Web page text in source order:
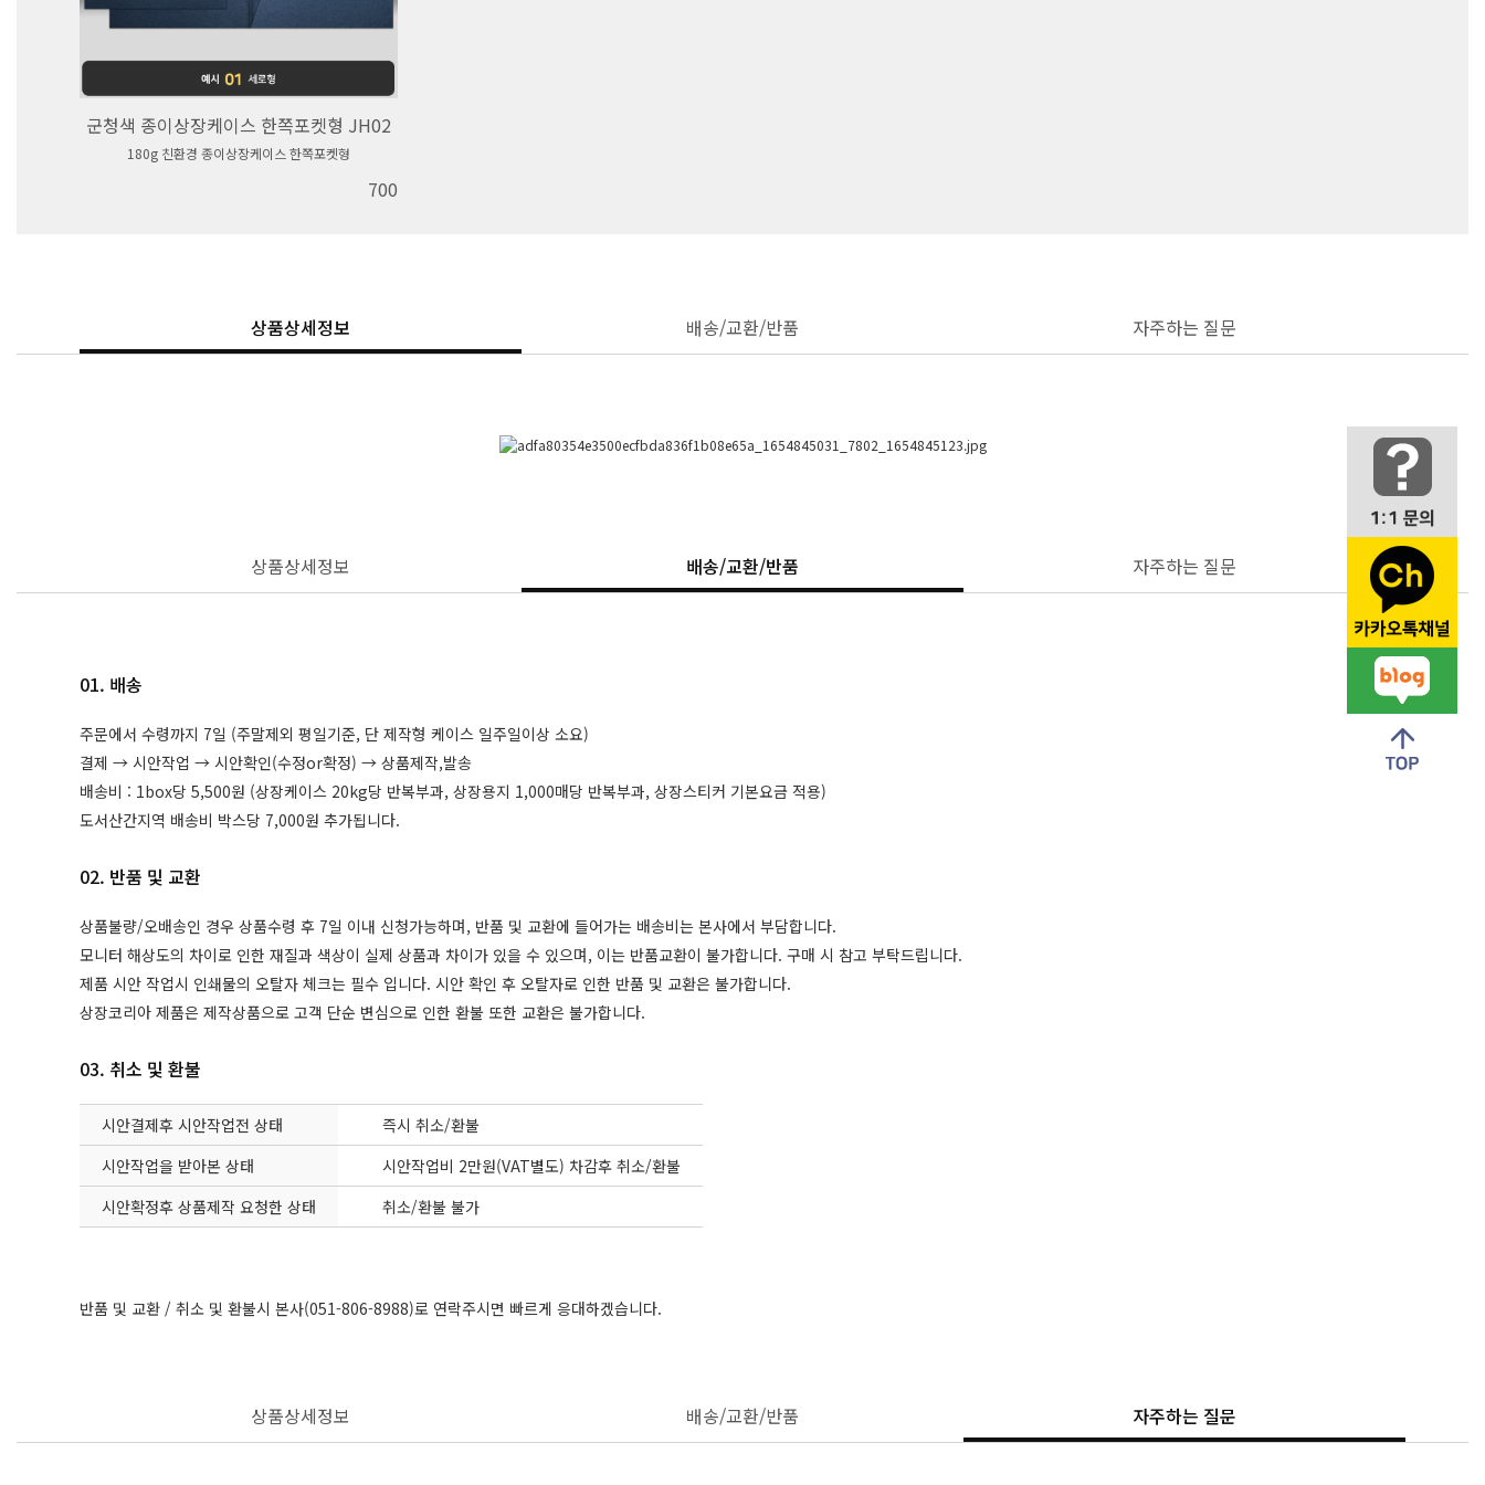
군청색 종이상장케이스 한쪽포켓형 JH02
180g 친환경 종이상장케이스 한쪽포켓형
700
상품상세정보 배송/교환/반품 자주하는 질문
상품상세정보 배송/교환/반품 자주하는 질문
01. 배송
주문에서 수령까지 7일 (주말제외 평일기준, 단 제작형 케이스 일주일이상 소요)
결제 → 시안작업 → 시안확인(수정or확정) → 상품제작,발송
배송비 : 1box당 5,500원 (상장케이스 20kg당 반복부과, 상장용지 1,000매당 반복부과, 상장스티커 기본요금 적용)
도서산간지역 배송비 박스당 7,000원 추가됩니다.
02. 반품 및 교환
상품불량/오배송인 경우 상품수령 후 7일 이내 신청가능하며, 반품 및 교환에 들어가는 배송비는 본사에서 부담합니다.
모니터 해상도의 차이로 인한 재질과 색상이 실제 상품과 차이가 있을 수 있으며, 이는 반품교환이 불가합니다. 구매 시 참고 부탁드립니다.
제품 시안 작업시 인쇄물의 오탈자 체크는 필수 입니다. 시안 확인 후 오탈자로 인한 반품 및 교환은 불가합니다.
상장코리아 제품은 제작상품으로 고객 단순 변심으로 인한 환불 또한 교환은 불가합니다.
03. 취소 및 환불
시안결제후 시안작업전 상태
즉시 취소/환불
시안작업을 받아본 상태
시안작업비 2만원(VAT별도) 차감후 취소/환불
시안확정후 상품제작 요청한 상태
취소/환불 불가
반품 및 교환 / 취소 및 환불시 본사(051-806-8988)로 연락주시면 빠르게 응대하겠습니다.
상품상세정보 배송/교환/반품 자주하는 질문